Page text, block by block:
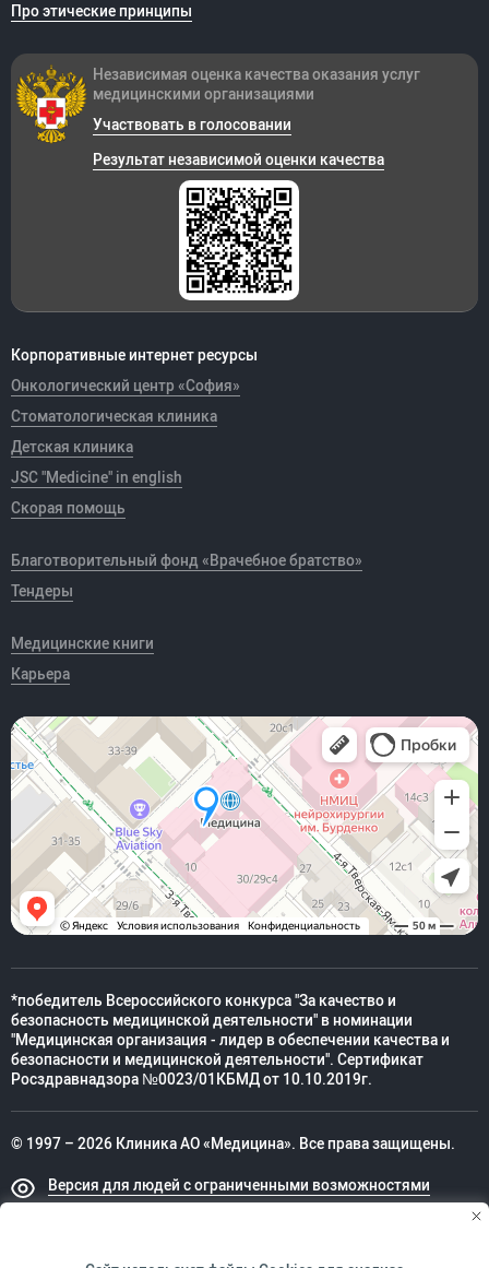
Про этические принципы
Корпоративные интернет ресурсы
Онкологический центр «София»
Стоматологическая клиника
Детская клиника
JSC "Medicine" in english
Скорая помощь
Благотворительный фонд «Врачебное братство»
Тендеры
Медицинские книги
Карьера
Независимая оценка качества оказания услуг
медицинскими организациями
Участвовать в голосовании
Результат независимой оценки качества
*победитель Всероссийского конкурса "За качество и
безопасность медицинской деятельности" в номинации
"Медицинская организация - лидер в обеспечении качества и
безопасности и медицинской деятельности". Сертификат
Росздравнадзора №0023/01КБМД от 10.10.2019г.
© 1997 – 2026 Клиника АО «Медицина». Все права защищены.
Версия для людей с ограниченными возможностями